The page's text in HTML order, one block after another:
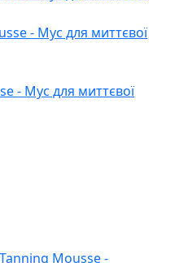
- Мус для миттєвої